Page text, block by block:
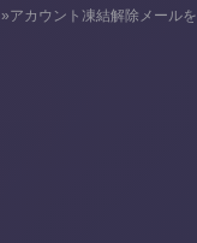
アカウント凍結解除メール